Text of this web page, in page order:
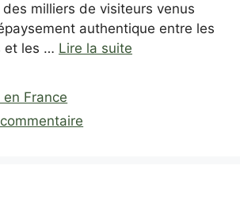
milliers de visiteurs venus
authentique entre les
et les … Lire la suite
France